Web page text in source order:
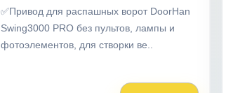
✅Привод для распашных ворот DoorHan
Swing3000 PRO без пультов, лампы и
фотоэлементов, для створки ве..